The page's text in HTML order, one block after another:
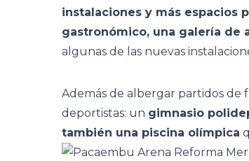
instalaciones y más espacios
gastronómico, una galería de
algunas de las nuevas
Además de albergar partidos de
deportistas: un gimnasio
también una piscina olímpica